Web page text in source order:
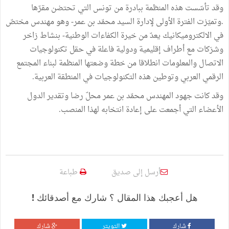
وقد تأسّست هذه المنظمة ببادرة من تونس التي تحتضن مقرّها
.وتميّزت الفترة الأولى لإدارة السيد محمّد بن عمر- وهو مهندس مختصّ
في الالكتروميكانيك يعدّ من خيرة الكفاءات الوطنية- بنشاط زاخر
وشرَكات مع أطراف إقليمية ودولية فاعلة في حقل تكنولوجيات
الاتصال والمعلومات انطلاقا من خطة وضعتها المنظمة لبناء المجتمع
الرقمي العربي وتوطين هذه التكنولوجيات في المنطقة العربية.
وقد كانت جهود المهندس محمّد بن عمر محلّ رضا وتقدير الدول
الأعضاء التي أجمعت على إعادة انتخابه لهذا المنصب.
أرسل إلى صديق طباعة
هل أعجبك هذا المقال ؟ شارك مع أصدقائك !
شارك التويتر شارك